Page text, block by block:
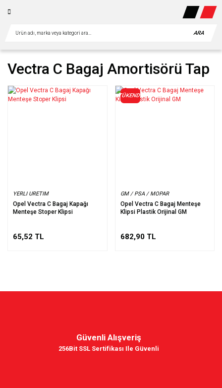
ARA
Vectra C Bagaj Amortisörü Tap
YERLI URETIM
Opel Vectra C Bagaj Kapağı
Menteşe Stoper Klipsi
65,52 TL
TÜKENDİ
GM / PSA / MOPAR
Opel Vectra C Bagaj Menteşe
Klipsi Plastik Orijinal GM
682,90 TL
Güvenli Alışveriş
256Bit SSL Sertifikası Ile Güvenli